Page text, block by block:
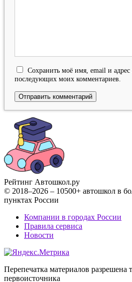
Сохранить моё имя, email и адрес
последующих моих комментариев.
Рейтинг Автошкол.ру
© 2018–2026 – 10500+ автошкол в
пунктах России
Компании в городах России
Правила сервиса
Новости
Перепечатка материалов разрешена
первоисточника